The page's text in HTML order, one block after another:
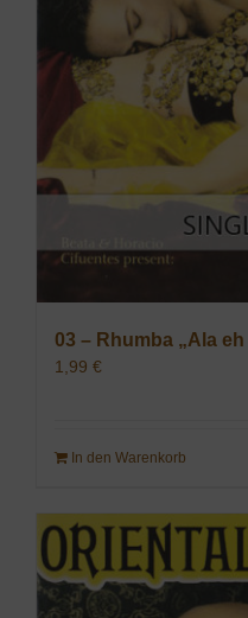
03 – Rhumba „Ala
1,99 €
In den Warenkorb